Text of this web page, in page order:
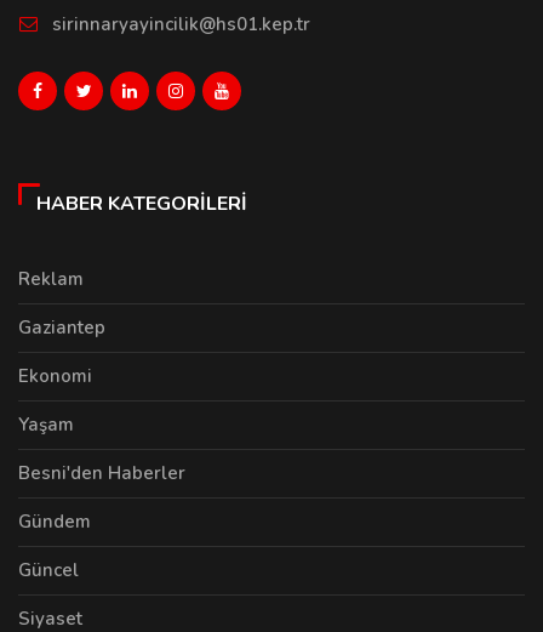
sirinnaryayincilik@hs01.kep.tr
HABER KATEGORILERI
Reklam
Gaziantep
Ekonomi
Yaşam
Besni'den Haberler
Gündem
Güncel
Siyaset